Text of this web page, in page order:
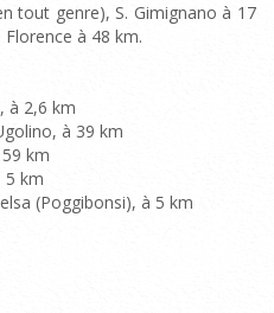
tout genre), S. Gimignano à 17
à 48 km.
à 2,6 km
à 39 km
km
5 km
(Poggibonsi), à 5 km